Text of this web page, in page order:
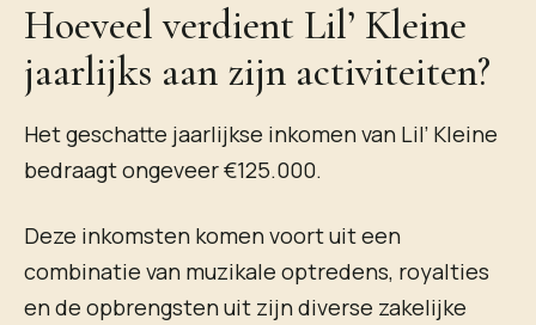
Hoeveel verdient Lil’ Kleine
jaarlijks aan zijn activiteiten?
Het geschatte jaarlijkse inkomen van Lil’ Kleine
bedraagt ongeveer €125.000.
Deze inkomsten komen voort uit een
combinatie van muzikale optredens, royalties
en de opbrengsten uit zijn diverse zakelijke